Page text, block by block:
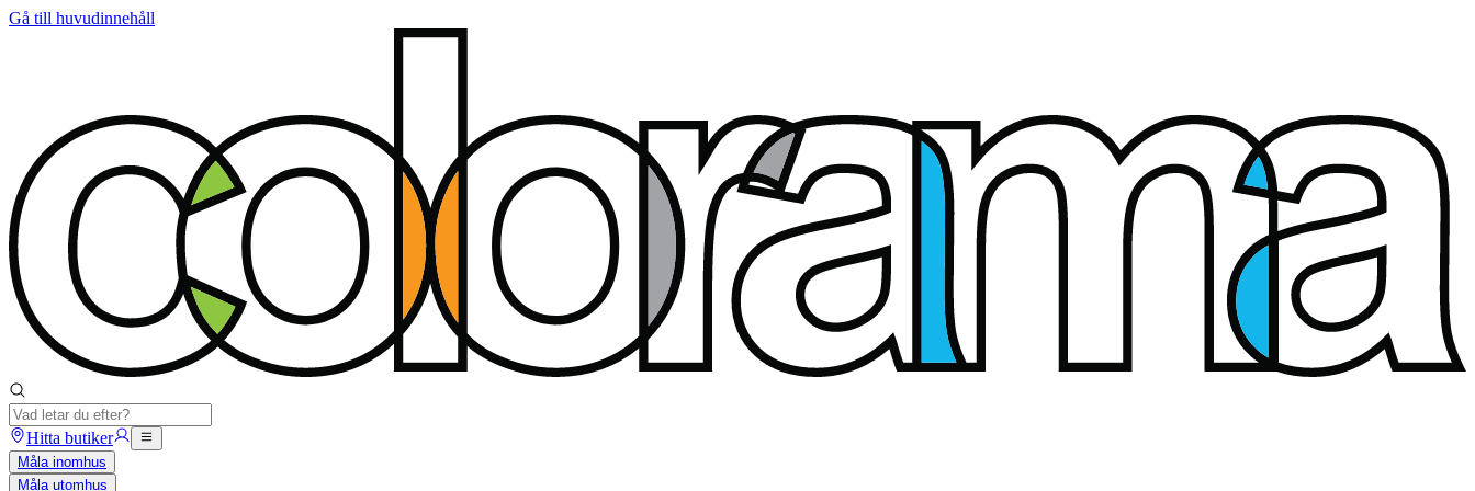
Gå till huvudinnehåll
Hitta butiker
Måla inomhus
Måla utomhus